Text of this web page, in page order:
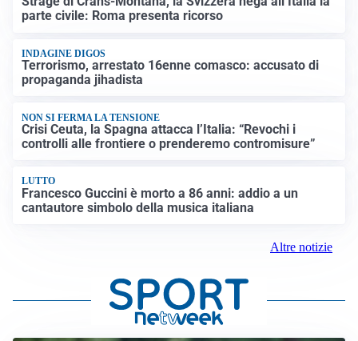
parte civile: Roma presenta ricorso
INDAGINE DIGOS
Terrorismo, arrestato 16enne comasco: accusato di
propaganda jihadista
NON SI FERMA LA TENSIONE
Crisi Ceuta, la Spagna attacca l’Italia: “Revochi i
controlli alle frontiere o prenderemo contromisure”
LUTTO
Francesco Guccini è morto a 86 anni: addio a un
cantautore simbolo della musica italiana
Altre notizie